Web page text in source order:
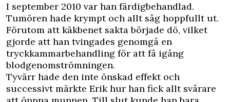
I september 2010 var han färdigbehandlad.
Tumören hade krympt och allt såg hoppfullt ut.
Förutom att käkbenet sakta började dö, vilket
gjorde att han tvingades genomgå en
tryckkammarbehandling för att få igång
blodgenomströmningen.
Tyvärr hade den inte önskad effekt och
successivt märkte Erik hur han fick allt svårare